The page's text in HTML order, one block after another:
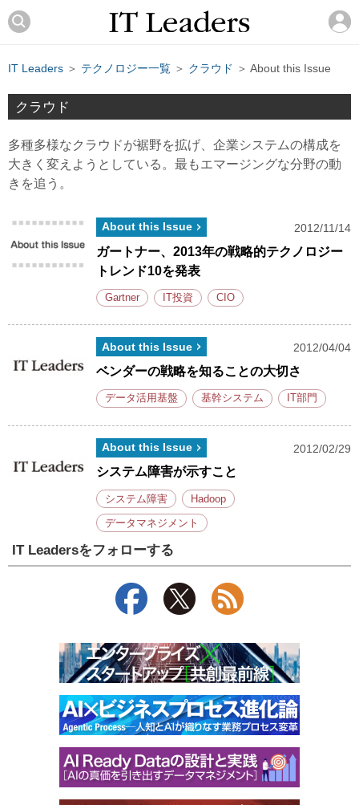
IT Leaders ＞ テクノロジー一覧 ＞ クラウド ＞ About this Issue
クラウド
多種多様なクラウドが裾野を拡げ、企業システムの構成を
大きく変えようとしている。最もエマージングな分野の動
きを追う。
About this Issue 2012/11/14
ガートナー、2013年の戦略的テクノロジー
トレンド10を発表
Gartner IT投資 CIO
About this Issue 2012/04/04
ベンダーの戦略を知ることの大切さ
データ活用基盤 基幹システム IT部門
About this Issue 2012/02/29
システム障害が示すこと
システム障害 Hadoop
データマネジメント
IT Leadersをフォローする